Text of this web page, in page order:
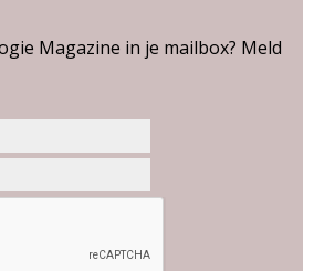
Magazine in je mailbox? Meld